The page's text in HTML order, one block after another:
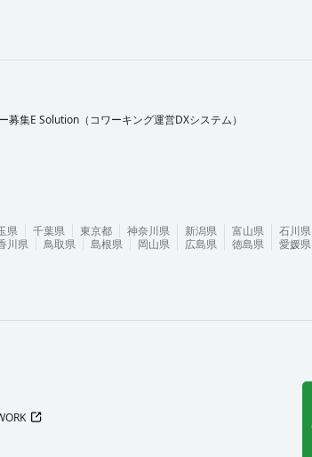
募集E Solution（コワーキング運営DXシステム）
県 千葉県 東京都 神奈川県 新潟県 富山県 石川県
川県 鳥取県 島根県 岡山県 広島県 徳島県 愛媛県